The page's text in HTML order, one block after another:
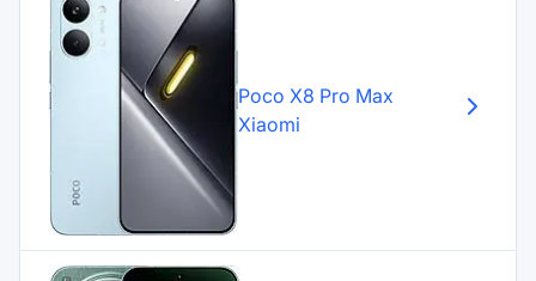
Poco X8 Pro Max
Xiaomi